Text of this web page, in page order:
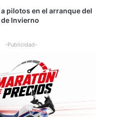
pilotos en el arranque del
Invierno
-Publicidad-